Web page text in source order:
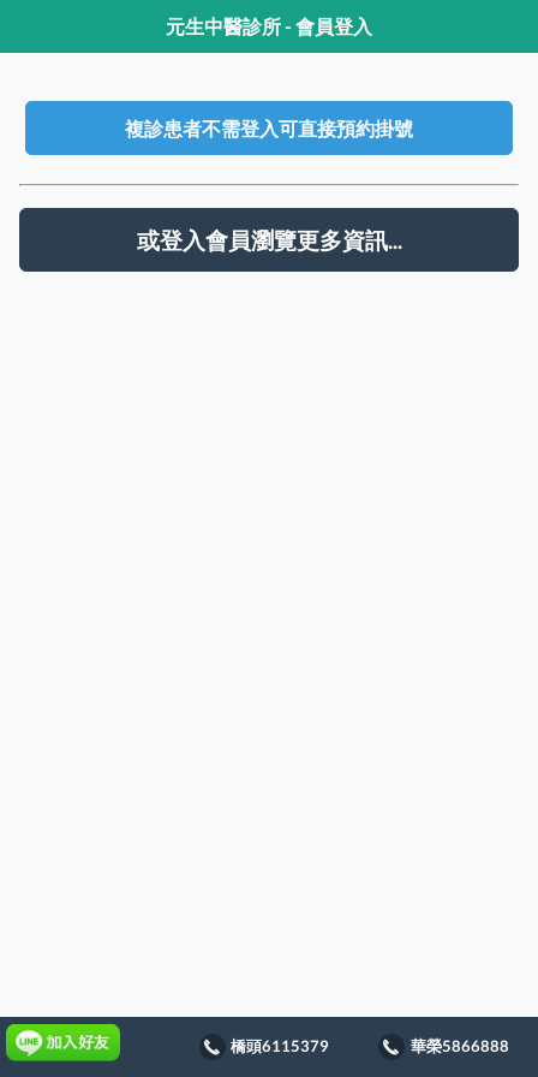
元生中醫診所 - 會員登入
複診患者不需登入可直接預約掛號
或登入會員瀏覽更多資訊...
橋頭6115379 華榮5866888